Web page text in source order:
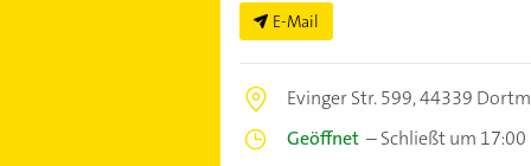
E-Mail
Evinger Str. 599,44339
Geöffnet–Schließt um 17:00